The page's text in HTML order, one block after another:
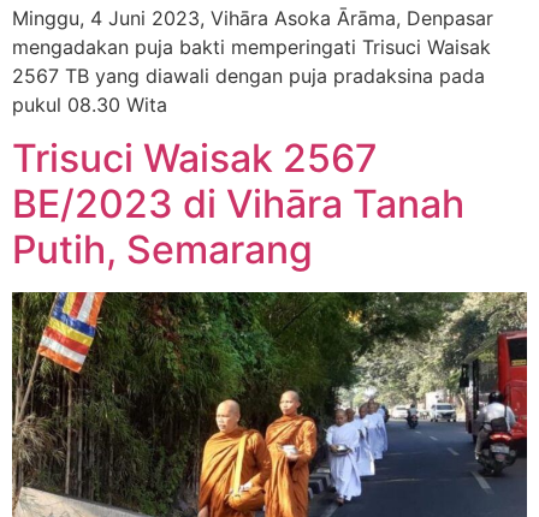
Minggu, 4 Juni 2023, Vihāra Asoka Ārāma, Denpasar
mengadakan puja bakti memperingati Trisuci Waisak
2567 TB yang diawali dengan puja pradaksina pada
pukul 08.30 Wita
Trisuci Waisak 2567
BE/2023 di Vihāra Tanah
Putih, Semarang